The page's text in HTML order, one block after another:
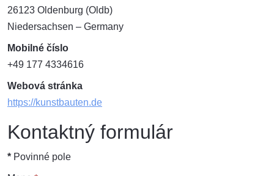
26123 Oldenburg (Oldb)
Niedersachsen – Germany
Mobilné číslo
+49 177 4334616
Webová stránka
https://kunstbauten.de
Kontaktný formulár
* Povinné pole